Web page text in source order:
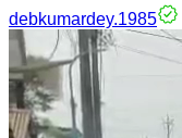
debkumardey.1985